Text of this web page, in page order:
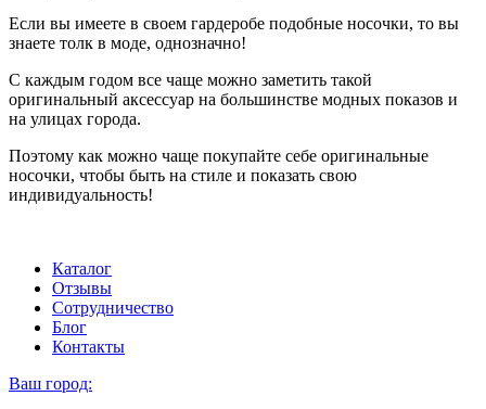
Если вы имеете в своем гардеробе подобные носочки, то вы
знаете толк в моде, однозначно!
С каждым годом все чаще можно заметить такой
оригинальный аксессуар на большинстве модных показов и
на улицах города.
Поэтому как можно чаще покупайте себе оригинальные
носочки, чтобы быть на стиле и показать свою
индивидуальность!
Каталог
Отзывы
Сотрудничество
Блог
Контакты
Ваш город: